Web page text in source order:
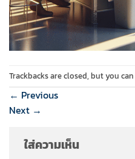
Trackbacks are closed, but you can
← Previous
Next →
ใส่ความเห็น